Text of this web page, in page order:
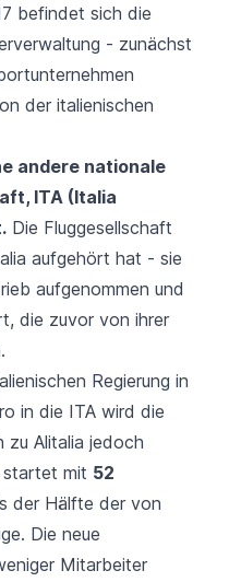
befindet sich die
- zunächst
der italienischen
andere nationale
ITA (Italia
. Die Fluggesellschaft
aufgehört hat - sie
aufgenommen und
die zuvor von ihrer
Regierung in
in die ITA wird die
zu Alitalia jedoch
startet mit 52
der Hälfte der von
Die neue
Mitarbeiter